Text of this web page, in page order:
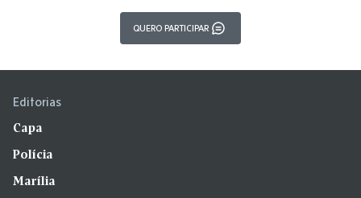
QUERO PARTICIPAR
Editorias
Capa
Polícia
Marília